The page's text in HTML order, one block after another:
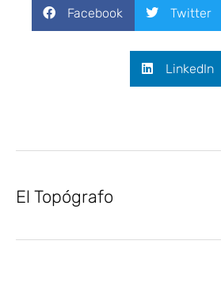
Facebook Twitter
LinkedIn
El Topógrafo